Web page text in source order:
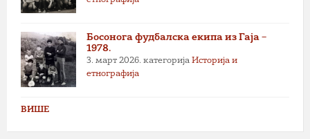
Босонога фудбалска екипа из Гаја –
1978.
3. март 2026. категорија Историја и
етнографија
ВИШЕ